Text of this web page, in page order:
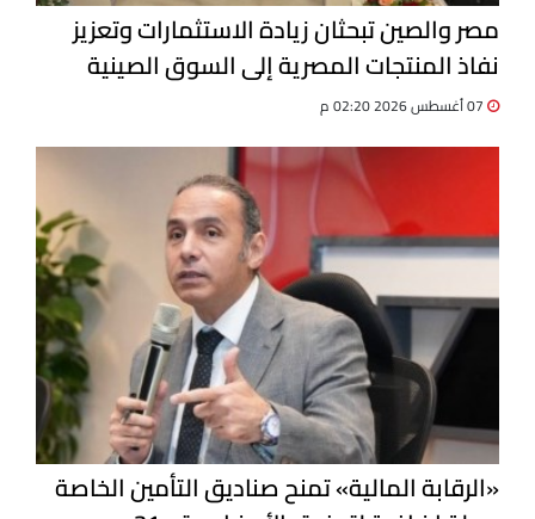
مصر والصين تبحثان زيادة الاستثمارات وتعزيز
نفاذ المنتجات المصرية إلى السوق الصينية
«الرقابة المالية» تمنح صناديق التأمين الخاصة